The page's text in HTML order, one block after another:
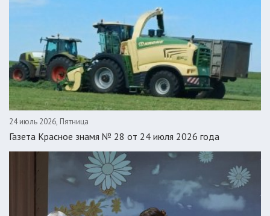
24 июль 2026, Пятница
Газета Красное знамя № 28 от 24 июля 2026 года